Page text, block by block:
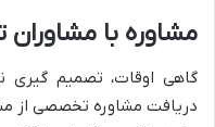
مشاوره با
گاهی اوقات، تصمیم گیری
دریافت مشاوره تخصصی از